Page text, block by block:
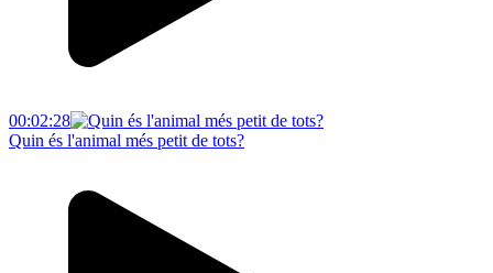
00:02:28
Quin és l'animal més petit de tots?